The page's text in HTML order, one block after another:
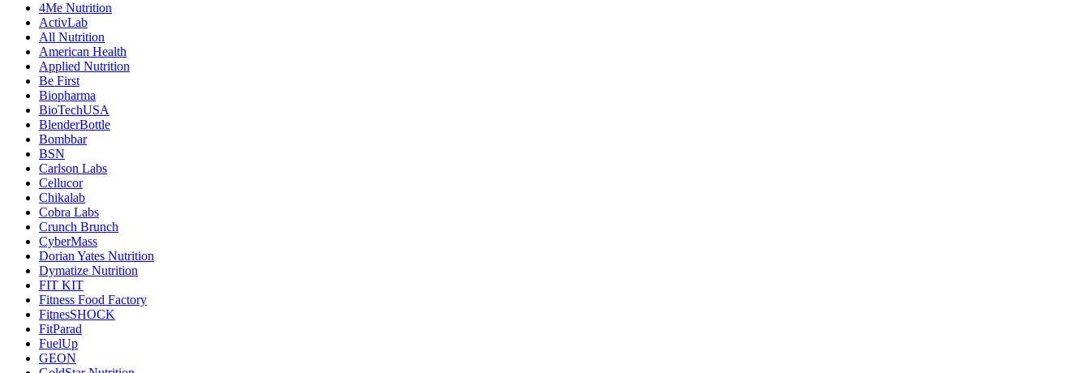
4Me Nutrition
ActivLab
All Nutrition
American Health
Applied Nutrition
Be First
Biopharma
BioTechUSA
BlenderBottle
Bombbar
BSN
Carlson Labs
Cellucor
Chikalab
Cobra Labs
Crunch Brunch
CyberMass
Dorian Yates Nutrition
Dymatize Nutrition
FIT KIT
Fitness Food Factory
FitnesSHOCK
FitParad
FuelUp
GEON